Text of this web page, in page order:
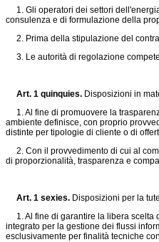
1. Gli operatori dei settori
consulenza e di formulazione della
2. Prima della stipulazione del
3. Le autorità di regolazione
Art. 1 quinquies. Disposizioni in
1. Al fine di promuovere la
ambiente definisce, con proprio
distinte per tipologie di cliente o di
2. Con il provvedimento di cui al
di proporzionalità, trasparenza e
Art. 1 sexies. Disposizioni per la
1. Al fine di garantire la libera scelta
integrato per la gestione dei flussi
esclusivamente per finalità tecniche